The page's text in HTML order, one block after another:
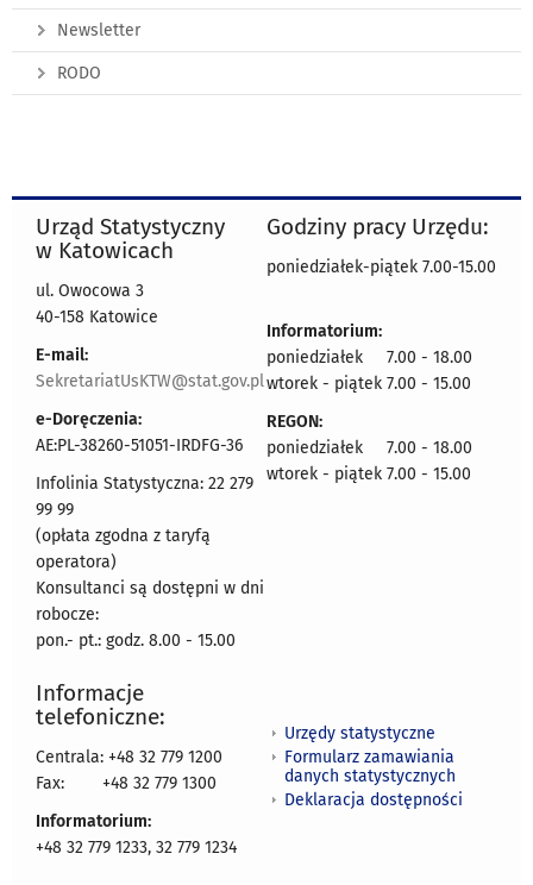
Newsletter
RODO
Urząd Statystyczny
w Katowicach
ul. Owocowa 3
40-158 Katowice
E-mail:
SekretariatUsKTW@stat.gov.pl
e-Doręczenia:
AE:PL-38260-51051-IRDFG-36
Infolinia Statystyczna: 22 279
99 99
(opłata zgodna z taryfą
operatora)
Konsultanci są dostępni w dni
robocze:
pon.- pt.: godz. 8.00 - 15.00
Godziny pracy Urzędu:
poniedziałek-piątek 7.00-15.00
Informatorium:
poniedziałek 7.00 - 18.00
wtorek - piątek 7.00 - 15.00
REGON:
poniedziałek 7.00 - 18.00
wtorek - piątek 7.00 - 15.00
Informacje
telefoniczne:
Centrala: +48 32 779 1200
Fax:
+48 32 779 1300
Informatorium:
+48 32 779 1233, 32 779 1234
Urzędy statystyczne
Formularz zamawiania
danych statystycznych
Deklaracja dostępności